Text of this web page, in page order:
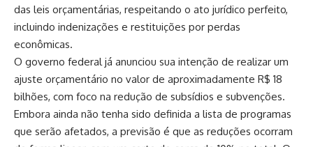
das leis orçamentárias, respeitando o ato jurídico perfeito,
incluindo indenizações e restituições por perdas
econômicas.
O governo federal já anunciou sua intenção de realizar um
ajuste orçamentário no valor de aproximadamente R$ 18
bilhões, com foco na redução de subsídios e subvenções.
Embora ainda não tenha sido definida a lista de programas
que serão afetados, a previsão é que as reduções ocorram